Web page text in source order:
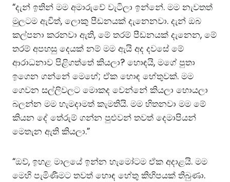
“දැන් ඉතින් මම අමාරුවේ වැටිලා ඉන්නේ. මම නැවතත්
මුලටම ඇවිත්, ලොකු පීඩනයක් දැනෙනවා. දැන් ඔබ
කල්පනා කරනවා ඇති, මේ තරම් පීඩනයක් දැනෙන, මේ
තරම් අපහසු දෙයක් නම් මම ඇයි අද දවසේ මේ
ආරාධනාව පිළිගත්තේ කියලා? හොඳයි, මගේ පුතා
ඉගෙන ගන්නේ මෙහේ; ඒක හොඳ හේතුවක්. මම
ගෙවන සල්ලිවලට මොකද වෙන්නේ කියලා හොයලා
බලන්න මම හැමදාමත් කැමතියි. මම හිතනවා මම මේ
කියන දේ තේරුම් ගන්න පුළුවන් තවත් දෙමාපියන්
මෙතැන ඇති කියලා.”
“ඔව්, ඉහළ මාලයේ ඉන්න හැමෝටම ඒක අදාළයි. මම
මෙහි පැමිණීමට තවත් හොඳ හේතු කිහිපයක් තිබුණා.